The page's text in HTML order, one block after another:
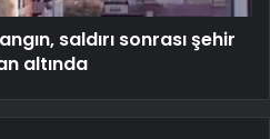
saldırı sonrası şehir
altında